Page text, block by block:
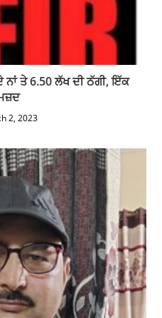
ਤੇ 6.50 ਲੱਖ ਦੀ ਠੱਗੀ, ਇੱਕ
2, 2023